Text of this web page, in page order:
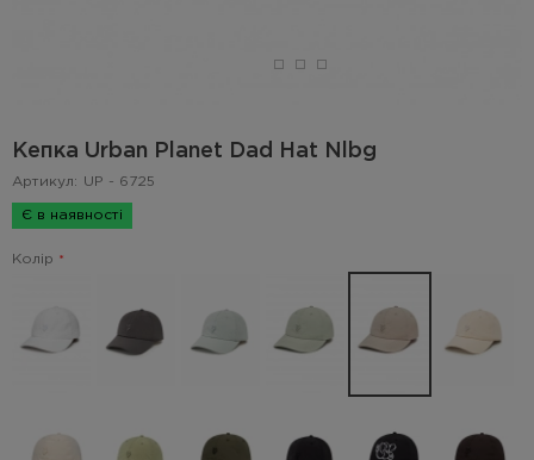
Кепка Urban Planet Dad Hat Nlbg
Артикул: UP - 6725
Є в наявності
Колір